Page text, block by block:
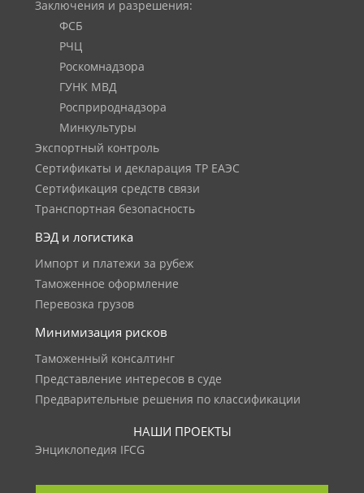
Заключения и разрешения:
ФСБ
РЧЦ
Роскомнадзора
ГУНК МВД
Росприроднадзора
Минкультуры
Экспортный контроль
Сертификаты и декларация ТР ЕАЭС
Сертификация средств связи
Транспортная безопасность
ВЭД и логистика
Импорт и платежи за рубеж
Таможенное оформление
Перевозка грузов
Минимизация рисков
Таможенный консалтинг
Представление интересов в суде
Предварительные решения по классификации
НАШИ ПРОЕКТЫ
Энциклопедия IFCG